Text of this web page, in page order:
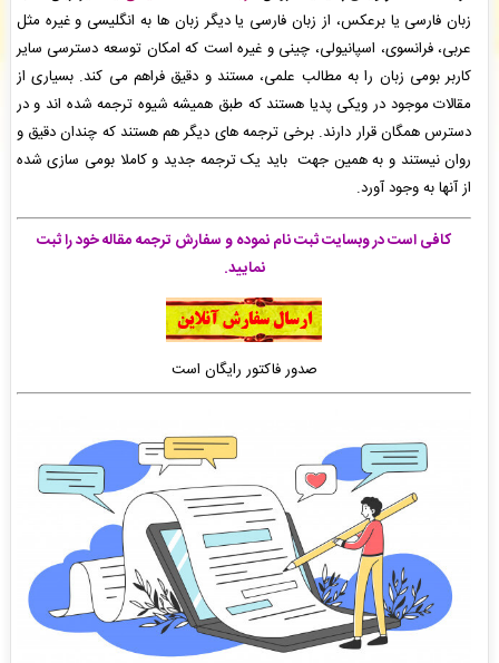
محمدسبحان پاک دل: فاکتور نهایی برای سفارش تایپ، صفحه آرایی شما صادر گردید برای
دریافت سفارش خود اقدام نمایید. - ( دوشنبه ۰۵/۰۵/۱۹ ۱۴:۵۶:۰۳)
پژمان محبوبی
: سفارش صفحه آرایی در Word شما ثبت شد به زودی توسط اپراتور بررسی خواهد
شد. -( دوشنبه ۰۵/۰۵/۱۹ ۱۴:۵۰:۲۰)
سیده نساء شاهورانی : سفارش بازنویسی مقاله شما بررسی و پیش فاکتور برای شما صادر گردید. -
زبان فارسی یا برعکس، از زبان فارسی یا دیگر زبان ها به انگلیسی و غیره مثل
عربی، فرانسوی، اسپانیولی، چینی و غیره است که امکان توسعه دسترسی سایر
کاربر بومی زبان را به مطالب علمی، مستند و دقیق فراهم می کند. بسیاری از
مقالات موجود در ویکی پدیا هستند که طبق همیشه شیوه ترجمه شده اند و در
دسترس همگان قرار دارند. برخی ترجمه های دیگر هم هستند که چندان دقیق و
روان نیستند و به همین جهت باید یک ترجمه جدید و کاملا بومی سازی شده
از آنها به وجود آورد.
کافی است در وبسایت ثبت نام نموده و سفارش ترجمه مقاله خود را ثبت
نمایید.
صدور فاکتور رایگان است